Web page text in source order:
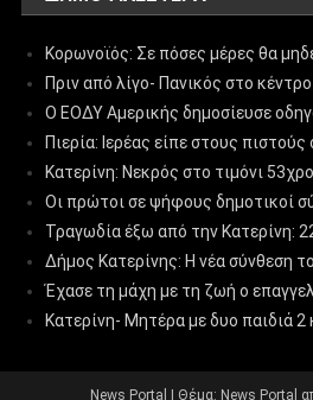
Κορωνοϊός: Σε πόσες μέρες θα
Πριν από λίγο- Πανικός στο κέντρο
Ο ΕΟΔΥ Αμερικής δημοσίευσε
Πιερία: Ιερέας είπε στους πιστούς
Κατερίνη: Νεκρός στο τιμόνι
Οι πρώτοι σε ψήφους δημοτικοί
Τραγωδία έξω από την Κατερίνη:
Δήμος Κατερίνης: Η νέα σύνθεση
Έχασε τη μάχη με τη ζωή ο
Κατερίνη- Μητέρα με δυο παιδιά 2
News Portal | Θέμα: News Portal